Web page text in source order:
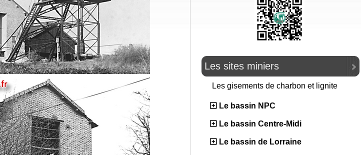
Les sites miniers
Les gisements de charbon et lignite
Le bassin NPC
Le bassin Centre-Midi
Le bassin de Lorraine